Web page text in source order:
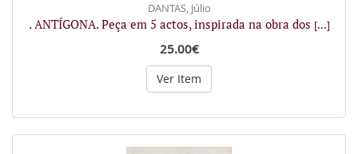
DANTAS, Júlio
. ANTÍGONA. Peça em 5 actos, inspirada na obra dos [...]
25.00€
Ver Item